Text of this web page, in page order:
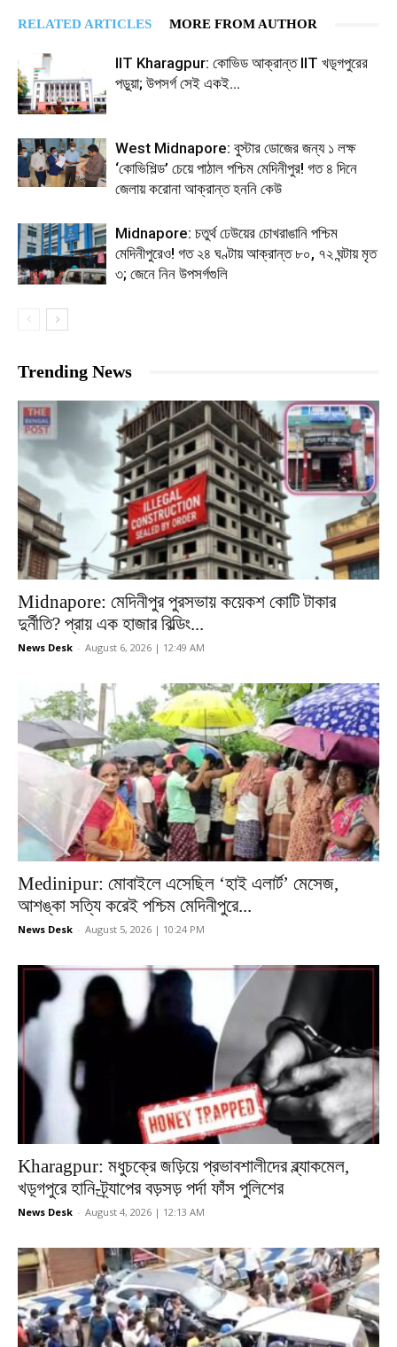
RELATED ARTICLES MORE FROM AUTHOR
IIT Kharagpur: কোভিড আক্রান্ত IIT খড়্গপুরের
পড়ুয়া; উপসর্গ সেই একই…
West Midnapore: বুস্টার ডোজের জন্য ১ লক্ষ
‘কোভিশিল্ড’ চেয়ে পাঠাল পশ্চিম মেদিনীপুর! গত ৪ দিনে
জেলায় করোনা আক্রান্ত হননি কেউ
Midnapore: চতুর্থ ঢেউয়ের চোখরাঙানি পশ্চিম
মেদিনীপুরেও! গত ২৪ ঘণ্টায় আক্রান্ত ৮০, ৭২ ঘন্টায় মৃত
৩; জেনে নিন উপসর্গগুলি
Trending News
Midnapore: মেদিনীপুর পুরসভায় কয়েকশ কোটি টাকার
দুর্নীতি? প্রায় এক হাজার বিল্ডিং...
News Desk - August 6, 2026 | 12:49 AM
Medinipur: মোবাইলে এসেছিল ‘হাই এলার্ট’ মেসেজ,
আশঙ্কা সত্যি করেই পশ্চিম মেদিনীপুরে...
News Desk - August 5, 2026 | 10:24 PM
Kharagpur: মধুচক্রে জড়িয়ে প্রভাবশালীদের ব্ল্যাকমেল,
খড়্গপুরে হানি-ট্র্যাপের বড়সড় পর্দা ফাঁস পুলিশের
News Desk - August 4, 2026 | 12:13 AM